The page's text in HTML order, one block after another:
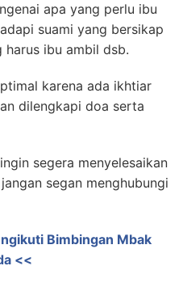
apa yang perlu ibu
suami yang bersikap
harus ibu ambil dsb.
karena ada ikhtiar
dilengkapi doa serta
segera menyelesaikan
segan menghubungi
Bimbingan Mbak
<<